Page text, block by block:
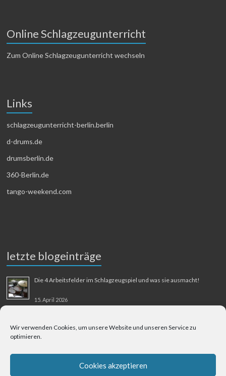
Wir verwenden Cookies, um unsere Website und unseren Service zu
optimieren.
Cookies akzeptieren
Online Schlagzeugunterricht
Zum Online Schlagzeugunterricht wechseln
Links
schlagzeugunterricht-berlin.berlin
d-drums.de
drumsberlin.de
360-Berlin.de
tango-weekend.com
letzte blogeinträge
Die 4 Arbeitsfelder im Schlagzeugspiel und was sie ausmacht!
15. April 2026
31. August 2025
Berliner Flughafen Tegel – Berlin-Bangkok